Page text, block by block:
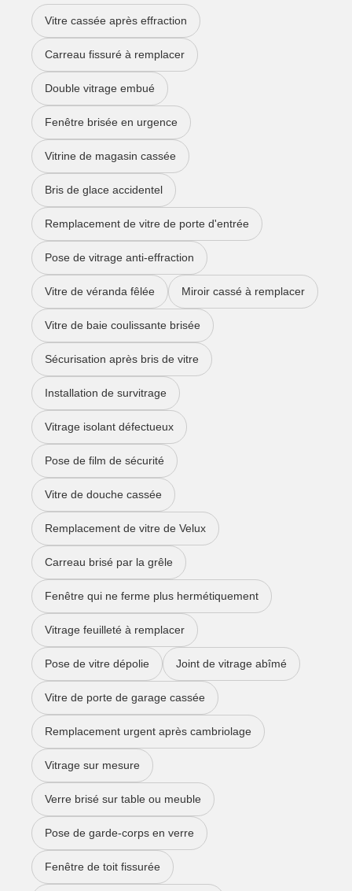
Vitre cassée après effraction
Carreau fissuré à remplacer
Double vitrage embué
Fenêtre brisée en urgence
Vitrine de magasin cassée
Bris de glace accidentel
Remplacement de vitre de porte d'entrée
Pose de vitrage anti-effraction
Vitre de véranda fêlée Miroir cassé à remplacer
Vitre de baie coulissante brisée
Sécurisation après bris de vitre
Installation de survitrage
Vitrage isolant défectueux
Pose de film de sécurité
Vitre de douche cassée
Remplacement de vitre de Velux
Carreau brisé par la grêle
Fenêtre qui ne ferme plus hermétiquement
Vitrage feuilleté à remplacer
Pose de vitre dépolie Joint de vitrage abîmé
Vitre de porte de garage cassée
Remplacement urgent après cambriolage
Vitrage sur mesure
Verre brisé sur table ou meuble
Pose de garde-corps en verre
Fenêtre de toit fissurée